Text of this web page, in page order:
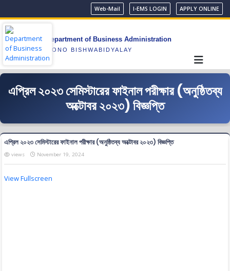
Web-Mail I-EMS LOGIN APPLY ONLINE
Department of Business Administration
GONO BISHWABIDYALAY
এপ্রিল ২০২৩ সেমিস্টারের ফাইনাল পরীক্ষার (অনুষ্ঠিতব্য
অক্টোবর ২০২৩) বিজ্ঞপ্তি
এপ্রিল ২০২৩ সেমিস্টারের ফাইনাল পরীক্ষার (অনুষ্ঠিতব্য অক্টোবর ২০২৩) বিজ্ঞপ্তি
views November 19, 2024
View Fullscreen